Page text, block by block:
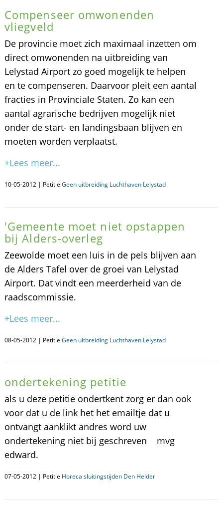
Compenseer omwonenden
vliegveld
De provincie moet zich maximaal inzetten om
direct omwonenden na uitbreiding van
Lelystad Airport zo goed mogelijk te helpen
en te compenseren. Daarvoor pleit een aantal
fracties in Provinciale Staten. Zo kan een
aantal agrarische bedrijven mogelijk niet
onder de start- en landingsbaan blijven en
moeten worden verplaatst.
+Lees meer...
10-05-2012 | Petitie Geen uitbreiding Luchthaven Lelystad
'Gemeente moet niet opstappen
bij Alders-overleg
Zeewolde moet een luis in de pels blijven aan
de Alders Tafel over de groei van Lelystad
Airport. Dat vindt een meerderheid van de
raadscommissie.
+Lees meer...
08-05-2012 | Petitie Geen uitbreiding Luchthaven Lelystad
ondertekening petitie
als u deze petitie ondertkent zorg er dan ook
voor dat u de link het het emailtje dat u
ontvangt aanklikt andres word uw
ondertekening niet bij geschreven mvg
edward.
07-05-2012 | Petitie Horeca sluitingstijden Den Helder